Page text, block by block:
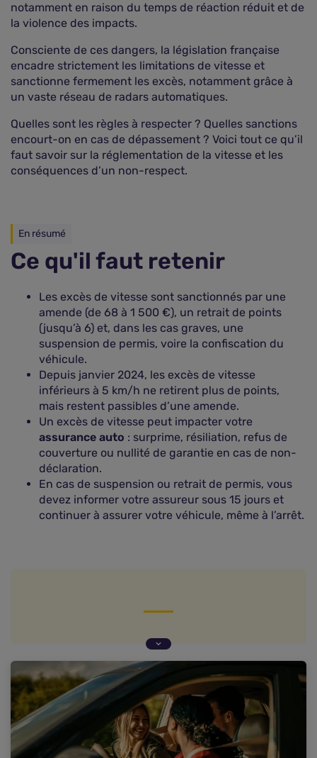
notamment en raison du temps de réaction réduit et de
la violence des impacts.
Consciente de ces dangers, la législation française
encadre strictement les limitations de vitesse et
sanctionne fermement les excès, notamment grâce à
un vaste réseau de radars automatiques.
Quelles sont les règles à respecter ? Quelles sanctions
encourt-on en cas de dépassement ? Voici tout ce qu’il
faut savoir sur la réglementation de la vitesse et les
conséquences d’un non-respect.
En résumé
Ce qu'il faut retenir
Les excès de vitesse sont sanctionnés par une
amende (de 68 à 1 500 €), un retrait de points
(jusqu’à 6) et, dans les cas graves, une
suspension de permis, voire la confiscation du
véhicule.
Depuis janvier 2024, les excès de vitesse
inférieurs à 5 km/h ne retirent plus de points,
mais restent passibles d’une amende.
Un excès de vitesse peut impacter votre
assurance auto : surprime, résiliation, refus de
couverture ou nullité de garantie en cas de non-
déclaration.
En cas de suspension ou retrait de permis, vous
devez informer votre assureur sous 15 jours et
continuer à assurer votre véhicule, même à l’arrêt.
Contravention vitesse et assurance auto
Questions fréquentes sur les contraventions
excès de vitesse (FAQ)